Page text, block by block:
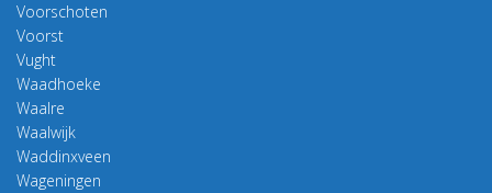
Voorschoten
Voorst
Vught
Waadhoeke
Waalre
Waalwijk
Waddinxveen
Wageningen